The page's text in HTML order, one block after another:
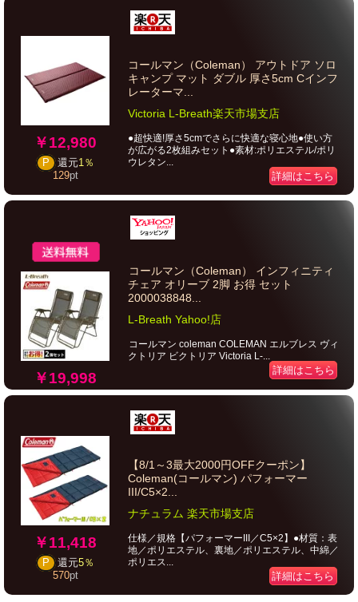
￥12,980
P 還元1％
129pt
コールマン（Coleman） アウトドア ソロ
キャンプ マット ダブル 厚さ5cm Cインフ
レーターマ...
Victoria L-Breath楽天市場支店
●超快適!厚さ5cmでさらに快適な寝心地●使い方
が広がる2枚組みセット●素材:ポリエステル/ポリ
ウレタン...
詳細はこちら
￥19,998
コールマン（Coleman） インフィニティ
チェア オリーブ 2脚 お得 セット
2000038848...
L-Breath Yahoo!店
コールマン coleman COLEMAN エルブレス ヴィ
クトリア ビクトリア Victoria L-...
詳細はこちら
￥11,418
P 還元5％
570pt
【8/1～3最大2000円OFFクーポン】
Coleman(コールマン) パフォーマー
III/C5×2...
ナチュラム 楽天市場支店
仕様／規格【パフォーマーIII／C5×2】●材質：表
地／ポリエステル、裏地／ポリエステル、中綿／
ポリエス...
詳細はこちら